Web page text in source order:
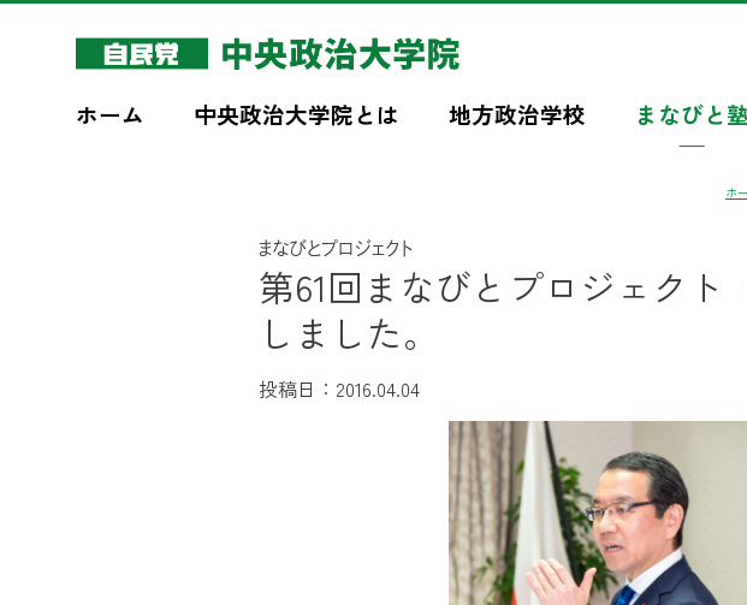
このページの本文へ移動
ホーム 中央政治大学院とは 地方政治学校 まなびと
ホ
まなびとプロジェクト
第61回まなびとプロジェク
しました。
投稿日：2016.04.04